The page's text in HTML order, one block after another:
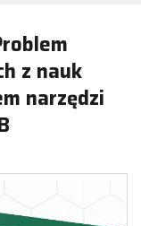
z nauk
narzędzi